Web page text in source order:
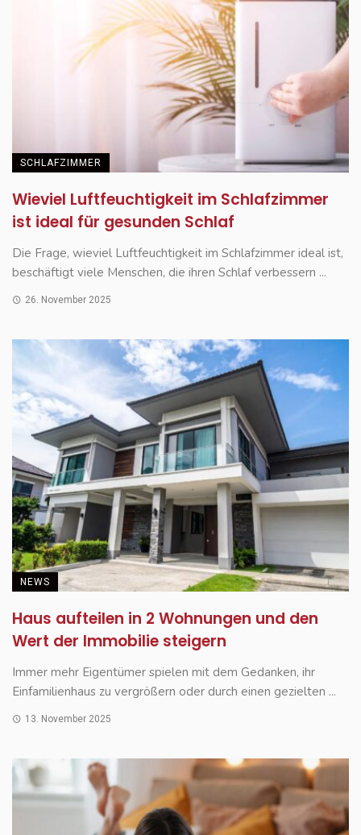
SCHLAFZIMMER
Wieviel Luftfeuchtigkeit im Schlafzimmer
ist ideal für gesunden Schlaf
Die Frage, wieviel Luftfeuchtigkeit im Schlafzimmer ideal ist,
beschäftigt viele Menschen, die ihren Schlaf verbessern ...
26. November 2025
NEWS
Haus aufteilen in 2 Wohnungen und den
Wert der Immobilie steigern
Immer mehr Eigentümer spielen mit dem Gedanken, ihr
Einfamilienhaus zu vergrößern oder durch einen gezielten ...
13. November 2025